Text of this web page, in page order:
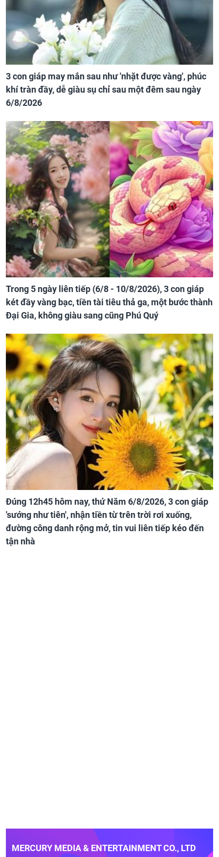
3 con giáp may mắn sau như 'nhặt được vàng', phúc
khí tràn đầy, dễ giàu sụ chỉ sau một đêm sau ngày
6/8/2026
Trong 5 ngày liên tiếp (6/8 - 10/8/2026), 3 con giáp
két đầy vàng bạc, tiền tài tiêu thả ga, một bước thành
Đại Gia, không giàu sang cũng Phú Quý
Đúng 12h45 hôm nay, thứ Năm 6/8/2026, 3 con giáp
'sướng như tiên', nhận tiền từ trên trời rơi xuống,
đường công danh rộng mở, tin vui liên tiếp kéo đến
tận nhà
MERCURY MEDIA & ENTERTAINMENT CO., LTD